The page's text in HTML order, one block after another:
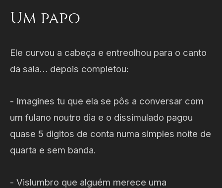
Um papo
Ele curvou a cabeça e entreolhou para o canto
da sala… depois completou:
- Imagines tu que ela se pôs a conversar com
um fulano noutro dia e o dissimulado pagou
quase 5 digitos de conta numa simples noite de
quarta e sem banda.
- Vislumbro que alguém merece uma